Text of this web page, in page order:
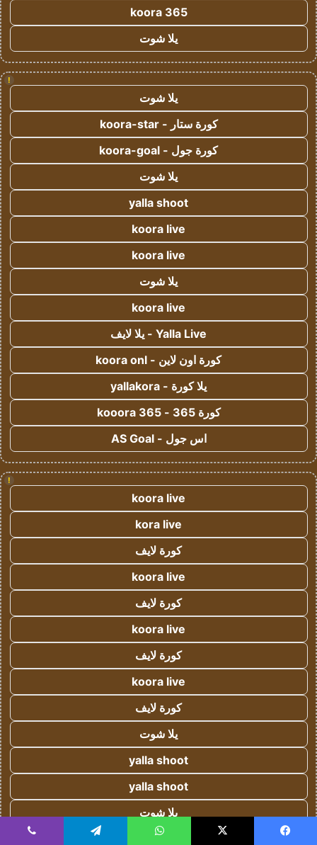
koora 365
يلا شوت
!
يلا شوت
كورة ستار - koora-star
كورة جول - koora-goal
يلا شوت
yalla shoot
koora live
koora live
يلا شوت
koora live
Yalla Live - يلا لايف
كورة اون لاين - koora onl
يلا كورة - yallakora
كورة 365 - kooora 365
اس جول - AS Goal
!
koora live
kora live
كورة لايف
koora live
كورة لايف
koora live
كورة لايف
koora live
كورة لايف
يلا شوت
yalla shoot
yalla shoot
يلا شوت
يلا شوت